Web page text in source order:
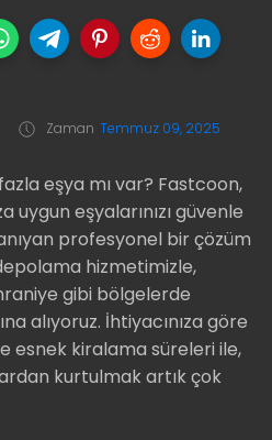
Zaman Temmuz 09, 2025
eşya mı var? Fastcoon,
uygun eşyalarınızı güvenle
profesyonel bir çözüm
hizmetimizle,
gibi bölgelerde
alıyoruz. İhtiyacınıza göre
esnek kiralama süreleri ile,
kurtulmak artık çok